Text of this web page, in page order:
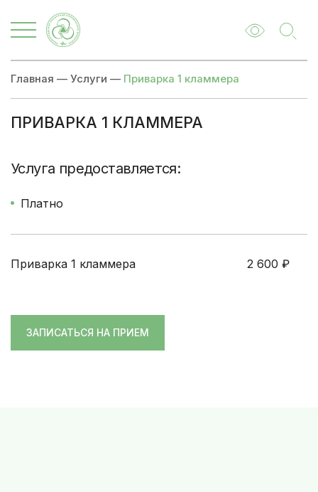
Главная — Услуги — Приварка 1 кламмера
ПРИВАРКА 1 КЛАММЕРА
Цены Записаться
Услуга предоставляется:
Платно
Приварка 1 кламмера 2 600 ₽
ЗАПИСАТЬСЯ НА ПРИЕМ